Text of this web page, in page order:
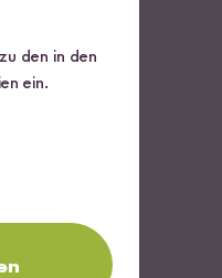
den in den
ein.